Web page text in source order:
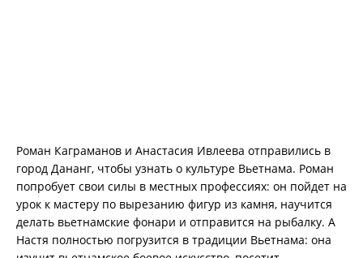
Роман Каграманов и Анастасия Ивлеева отправились в
город Дананг, чтобы узнать о культуре Вьетнама. Роман
попробует свои силы в местных профессиях: он пойдет на
урок к мастеру по вырезанию фигур из камня, научится
делать вьетнамские фонари и отправится на рыбалку. А
Настя полностью погрузится в традиции Вьетнама: она